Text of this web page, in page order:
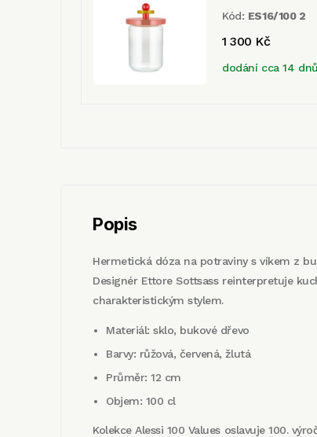
Kód: ES16/100 2
1 300 Kč
dodání cca 14 dnů
Popis
Hermetická dóza na potraviny s víkem z
Designér Ettore Sottsass reinterpretuje
charakteristickým stylem.
Materiál: sklo, bukové dřevo
Barvy: růžová, červená, žlutá
Průměr: 12 cm
Objem: 100 cl
Kolekce Alessi 100 Values ​​oslavuje 100.